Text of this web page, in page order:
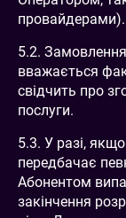
провайдерами).
5.2.
вважається
свідчить про
послуги.
5.3. У разі,
передбачає
Абонентом
закінчення